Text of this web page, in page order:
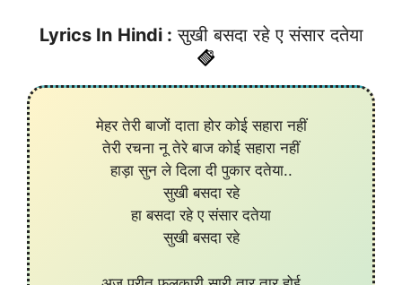
Lyrics In Hindi : सुखी बसदा रहे ए संसार दतेया
मेहर तेरी बाजों दाता होर कोई सहारा नहीं
तेरी रचना नू तेरे बाज कोई सहारा नहीं
हाड़ा सुन ले दिला दी पुकार दतेया..
सुखी बसदा रहे
हा बसदा रहे ए संसार दतेया
सुखी बसदा रहे